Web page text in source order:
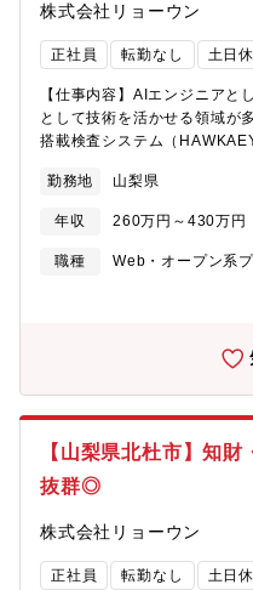
株式会社リョーウン
正社員 転勤なし 土日
【仕事内容】AIエンジニアと
として技術を活かせる領域が
搭載検査システム（
っかりと分ける事が可能とな
として、本社近くの企業型保
能な場合もありますので、お
勤務地 山梨県
年収 260万円～430万円
職種
Web・オープン系
【山梨県北杜市】知
抜群◎
株式会社リョーウン
正社員 転勤なし 土日